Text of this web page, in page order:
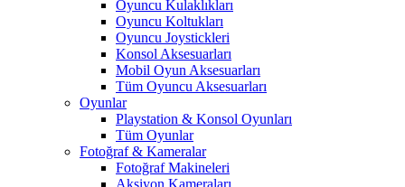
Oyuncu Kulaklıkları
Oyuncu Koltukları
Oyuncu Joystickleri
Konsol Aksesuarları
Mobil Oyun Aksesuarları
Tüm Oyuncu Aksesuarları
Oyunlar
Playstation & Konsol Oyunları
Tüm Oyunlar
Fotoğraf & Kameralar
Fotoğraf Makineleri
Aksiyon Kameraları